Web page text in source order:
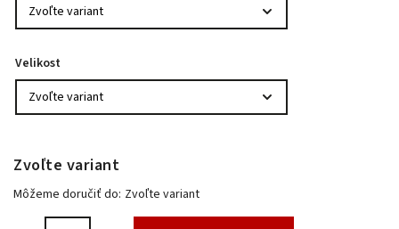
Velikost
Zvoľte variant
Môžeme doručiť do: Zvoľte variant